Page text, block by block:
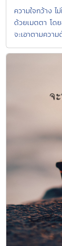
ความใจกว้าง ไ
ด้วยเมตตา โด
จะเอาตามควา